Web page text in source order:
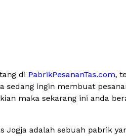
di PabrikPesananTas.com,
sedang ingin membuat
maka sekarang ini anda
Jogja adalah sebuah pabrik